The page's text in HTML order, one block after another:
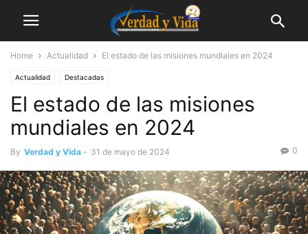
Home Actualidad El estado de las misiones mundiales en 2024
Actualidad Destacadas
El estado de las misiones
mundiales en 2024
By Verdad y Vida - 31 de mayo de 2024 0